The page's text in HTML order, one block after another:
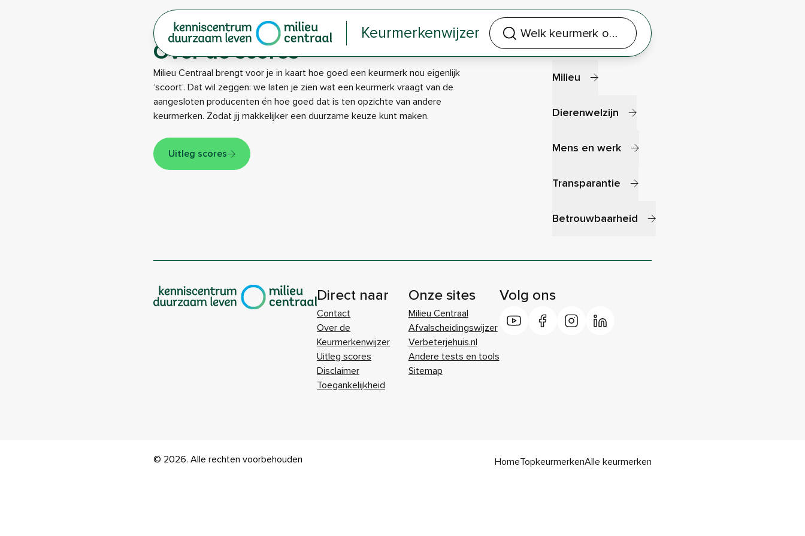
| Keurmerkenwijzer
Welk keurmerk of product zoek je?
Over de scores
Milieu Centraal brengt voor je in kaart hoe goed een keurmerk nou eigenlijk
‘scoort’. Dat wil zeggen: we laten je zien wat een keurmerk vraagt van de
aangesloten producenten én hoe goed dat is ten opzichte van andere
keurmerken. Zodat jij makkelijker een duurzame keuze kunt maken.
Uitleg scores
Thema's
Milieu
Dierenwelzijn
Mens en werk
Transparantie
Betrouwbaarheid
| Direct naar
Contact
Over de
Keurmerkenwijzer
Uitleg scores
Disclaimer
Toegankelijkheid
Onze sites
Milieu Centraal
Afvalscheidingswijzer
Verbeterjehuis.nl
Andere tests en tools
Sitemap
Volg ons
© 2026. Alle rechten voorbehouden HomeTopkeurmerkenAlle keurmerken